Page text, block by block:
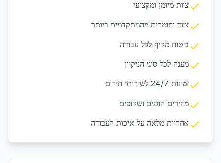
צוות מיומן ומקצועי
ציוד וחומרים מהמתקדמים ביותר
ביטוח מקיף לכל עבודה
מענה לכל סוגי הניקיון
זמינות 24/7 לשירותי חירום
מחירים הוגנים ושקופים
אחריות מלאה על איכות העבודה